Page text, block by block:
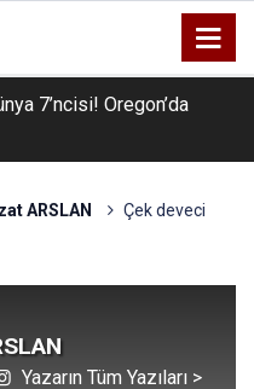
7’ncisi! Oregon’da
ARSLAN
Çek deveci
Yazarın Tüm Yazıları >